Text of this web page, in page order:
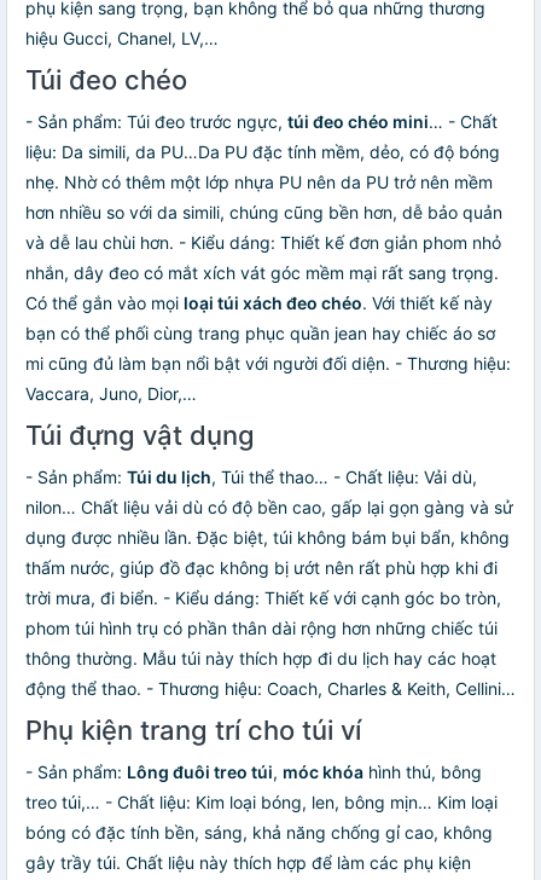
phụ kiện sang trọng, bạn không thể bỏ qua những thương
hiệu Gucci, Chanel, LV,…
Túi đeo chéo
- Sản phẩm: Túi đeo trước ngực, túi đeo chéo mini… - Chất
liệu: Da simili, da PU…Da PU đặc tính mềm, dẻo, có độ bóng
nhẹ. Nhờ có thêm một lớp nhựa PU nên da PU trở nên mềm
hơn nhiều so với da simili, chúng cũng bền hơn, dễ bảo quản
và dễ lau chùi hơn. - Kiểu dáng: Thiết kế đơn giản phom nhỏ
nhắn, dây đeo có mắt xích vát góc mềm mại rất sang trọng.
Có thể gắn vào mọi loại túi xách đeo chéo. Với thiết kế này
bạn có thể phối cùng trang phục quần jean hay chiếc áo sơ
mi cũng đủ làm bạn nổi bật với người đối diện. - Thương hiệu:
Vaccara, Juno, Dior,…
Túi đựng vật dụng
- Sản phẩm: Túi du lịch, Túi thể thao… - Chất liệu: Vải dù,
nilon… Chất liệu vải dù có độ bền cao, gấp lại gọn gàng và sử
dụng được nhiều lần. Đặc biệt, túi không bám bụi bẩn, không
thấm nước, giúp đồ đạc không bị ướt nên rất phù hợp khi đi
trời mưa, đi biển. - Kiểu dáng: Thiết kế với cạnh góc bo tròn,
phom túi hình trụ có phần thân dài rộng hơn những chiếc túi
thông thường. Mẫu túi này thích hợp đi du lịch hay các hoạt
động thể thao. - Thương hiệu: Coach, Charles & Keith, Cellini…
Phụ kiện trang trí cho túi ví
- Sản phẩm: Lông đuôi treo túi, móc khóa hình thú, bông
treo túi,… - Chất liệu: Kim loại bóng, len, bông mịn… Kim loại
bóng có đặc tính bền, sáng, khả năng chống gỉ cao, không
gây trầy túi. Chất liệu này thích hợp để làm các phụ kiện